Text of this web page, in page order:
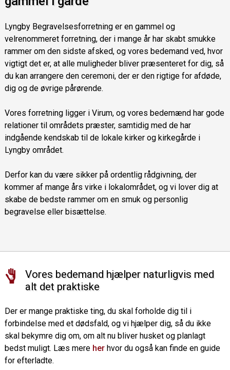
Lyngby Begravelsesforretning er en gammel og
velrenommeret forretning, der i mange år har skabt smukke
rammer om den sidste afsked, og vores bedemand ved, hvor
vigtigt det er, at alle muligheder bliver præsenteret for dig, så
du kan arrangere den ceremoni, der er den rigtige for afdøde,
dig og de øvrige pårørende.
Vores forretning ligger i Virum, og vores bedemænd har gode
relationer til områdets præster, samtidig med de har
indgående kendskab til de lokale kirker og kirkegårde i
Lyngby området.
Derfor kan du være sikker på ordentlig rådgivning, der
kommer af mange års virke i lokalområdet, og vi lover dig at
skabe de bedste rammer om en smuk og personlig
begravelse eller bisættelse.
Vores bedemand hjælper naturligvis med
alt det praktiske
Der er mange praktiske ting, du skal forholde dig til i
forbindelse med et dødsfald, og vi hjælper dig, så du ikke
skal bekymre dig om, om alt nu bliver husket og planlagt
bedst muligt. Læs mere herhvor du også kan finde en guide
for efterladte.